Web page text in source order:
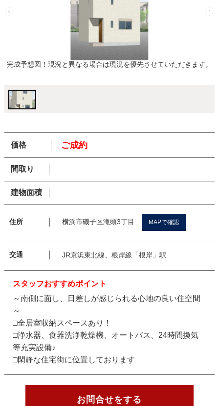
完成予想図！現況と異なる場合は現況を優先させていただきます。
価格 ご成約
間取り
建物面積
住所 横浜市磯子区滝頭3丁目 MAPで確認
交通 JR京浜東北線、根岸線「根岸」駅
スタッフおすすめポイント
～南側に面し、日差しが感じられる心地の良い住空間
～
□全居室収納スペースあり！
□浄水器、食器洗浄乾燥機、オートバス、24時間換気
等充実設備♪
□閑静な住宅街に位置しております
お問合せをする